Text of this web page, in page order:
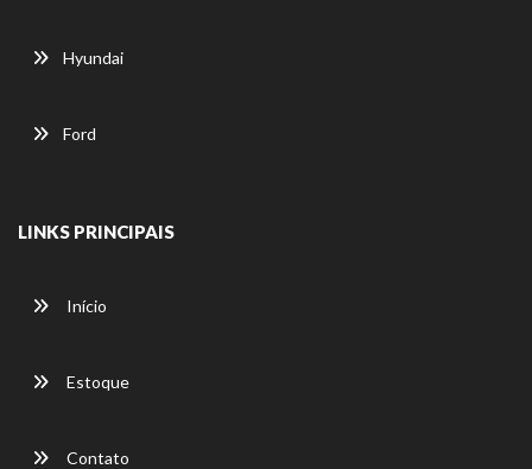
Hyundai
Ford
LINKS PRINCIPAIS
Início
Estoque
Contato